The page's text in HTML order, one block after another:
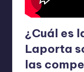
¿Cuál es
Laporta
las